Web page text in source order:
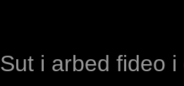
Sut i arbed fideo